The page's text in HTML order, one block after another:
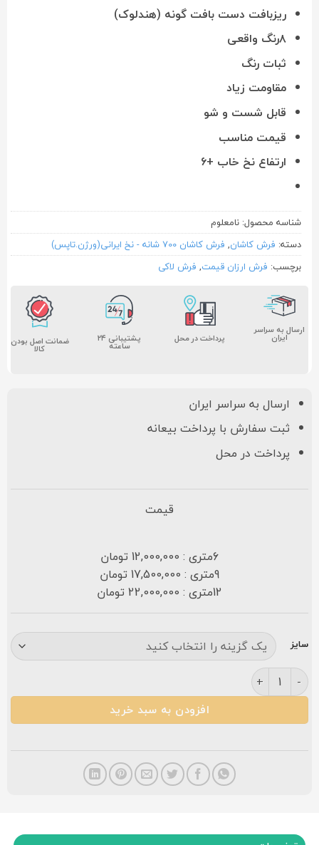
ریزبافت دست بافت گونه (هندلوک)
۸رنگ واقعی
ثبات رنگ
مقاومت زیاد
قابل شست و شو
قیمت مناسب
ارتفاع نخ خاب +۶
شناسه محصول: نامعلوم
دسته: فرش کاشان, فرش کاشان 700 شانه - نخ ایرانی(ورژن.تاپس)
برچسب: فرش ارزان قیمت, فرش لاکی
ارسال به سراسر
ایران پرداخت در محل پشتیبانی ۲۴
ساعته ضمانت اصل بودن
کالا
ارسال به سراسر ایران
ثبت سفارش با پرداخت بیعانه
پرداخت در محل
قیمت
6متری : 12,000,000 تومان
9متری : 17,500,000 تومان
12متری : 22,000,000 تومان
سایز
فرش باغ معلق ۷۰۰ شانه لاکی عدد
افزودن به سبد خرید